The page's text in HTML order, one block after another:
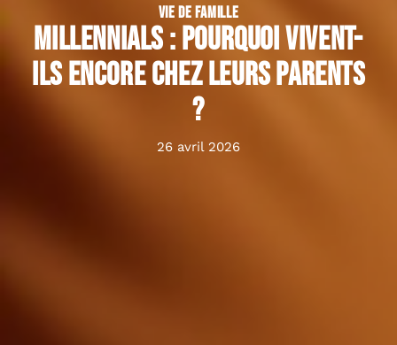
VIE DE FAMILLE
Millennials : pourquoi vivent-
ils encore chez leurs parents
?
26 avril 2026